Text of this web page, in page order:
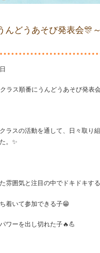
んどうあそび発表会🎊
ラス順番にうんどうあそび発表
ラスの活動を通して、日々取り
。✨
雰囲気と注目の中でドキドキす
着いて参加できる子😁
ワーを出し切れた子🔥💪